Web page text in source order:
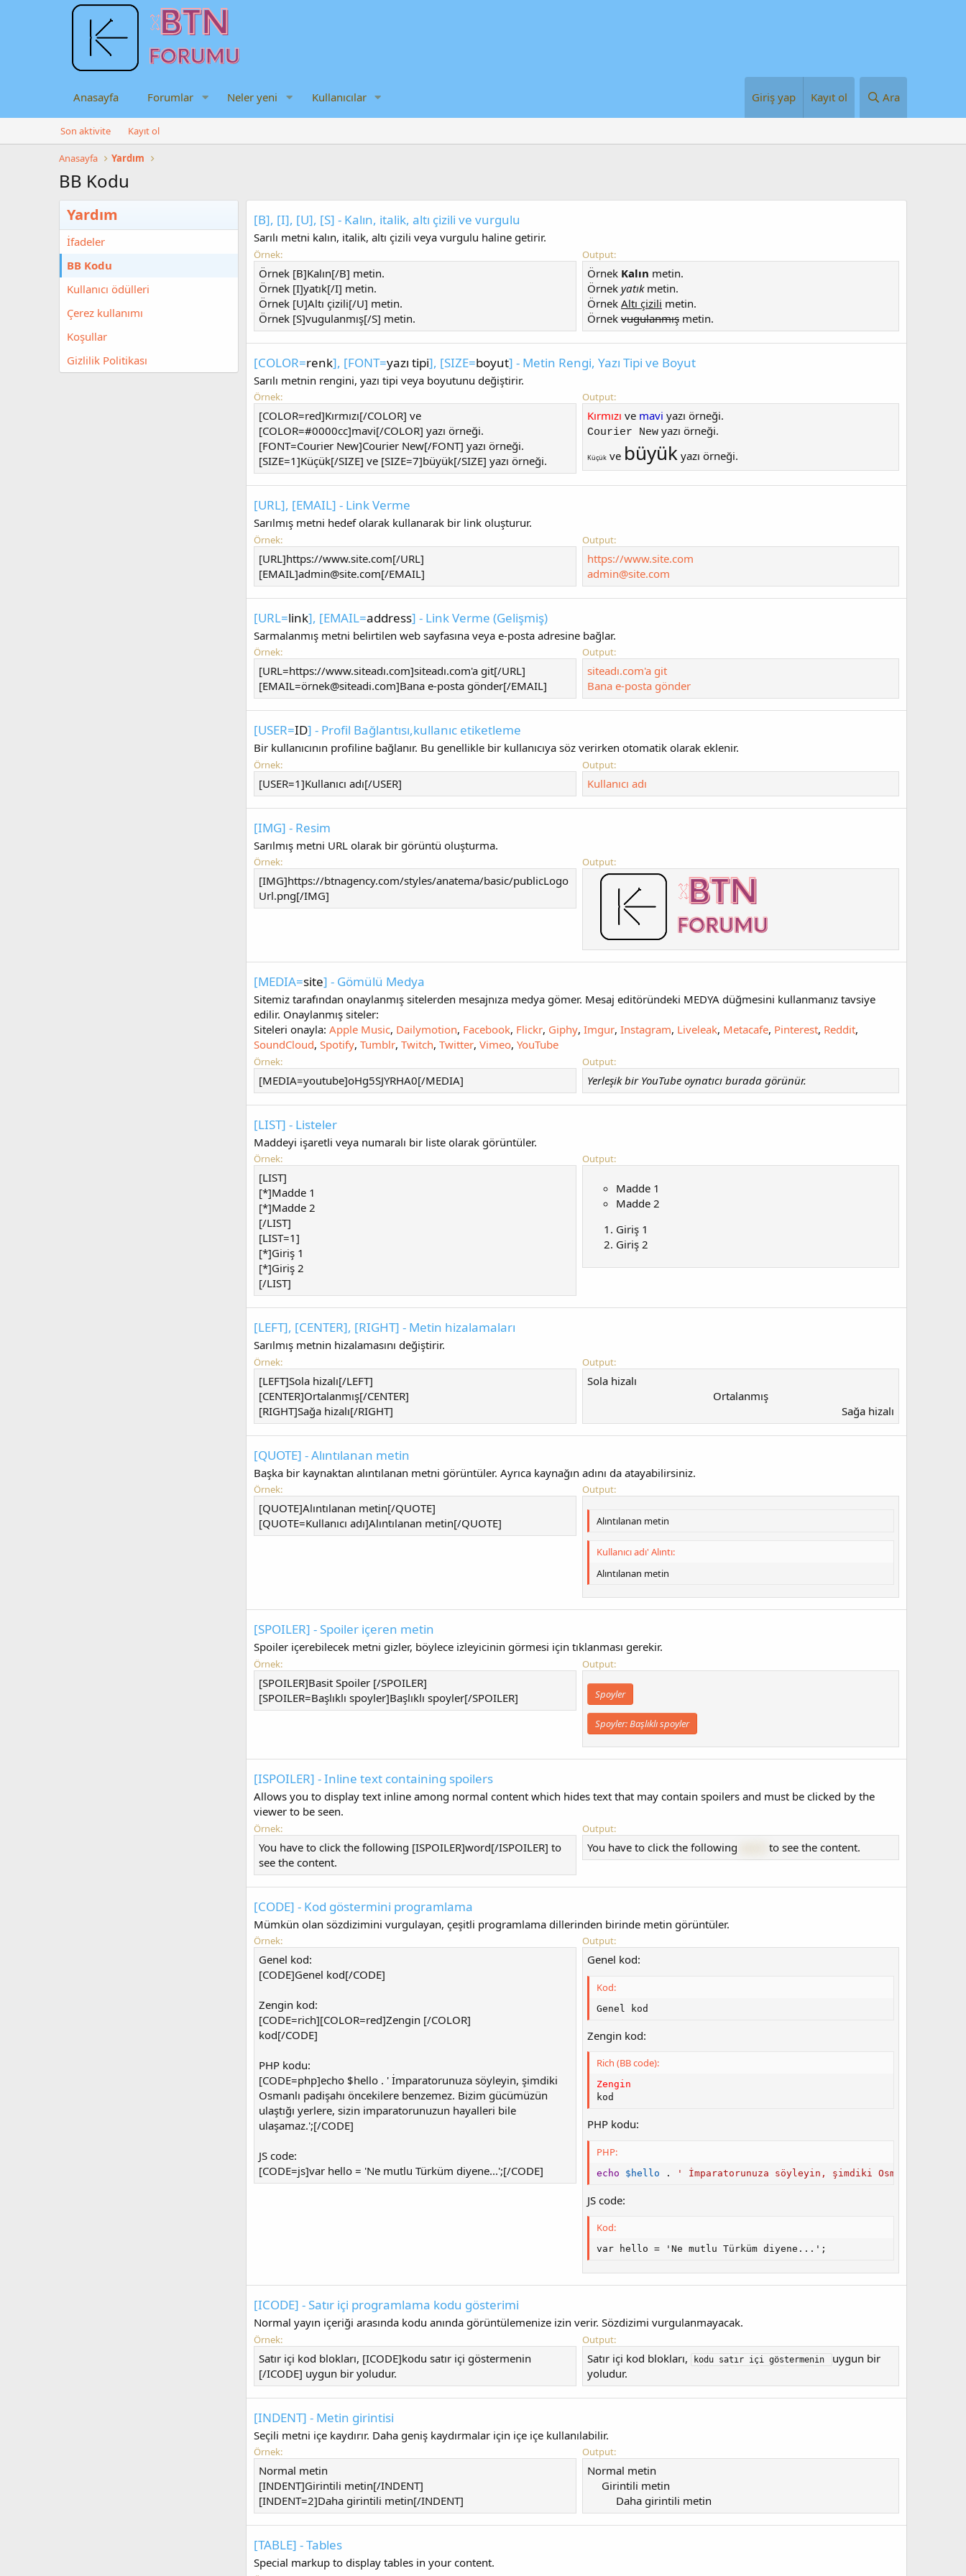
Anasayfa Forumlar Neler yeni Kullanıcılar Giriş yap Kayıt ol Ara
Son aktivite Kayıt ol
Anasayfa Yardım
BB Kodu
Yardım
İfadeler
BB Kodu
Kullanıcı ödülleri
Çerez kullanımı
Koşullar
Gizlilik Politikası
[B], [I], [U], [S] - Kalın, italik, altı çizili ve vurgulu
Sarılı metni kalın, italik, altı çizili veya vurgulu haline getirir.
Örnek:
Örnek [B]Kalın[/B] metin.
Örnek [I]yatık[/I] metin.
Örnek [U]Altı çizili[/U] metin.
Örnek [S]vugulanmış[/S] metin.
Output:
Örnek Kalın metin.
Örnek yatıkmetin.
Örnek Altı çizili metin.
Örnek vugulanmış metin.
[COLOR=renk], [FONT=yazı tipi], [SIZE=boyut] - Metin Rengi, Yazı Tipi ve Boyut
Sarılı metnin rengini, yazı tipi veya boyutunu değiştirir.
Örnek:
[COLOR=red]Kırmızı[/COLOR] ve
[COLOR=#0000cc]mavi[/COLOR] yazı örneği.
[FONT=Courier New]Courier New[/FONT] yazı örneği.
[SIZE=1]Küçük[/SIZE] ve [SIZE=7]büyük[/SIZE] yazı örneği.
Output:
Kırmızı ve mavi yazı örneği.
Courier New yazı örneği.
Küçük ve büyük yazı örneği.
[URL], [EMAIL] - Link Verme
Sarılmış metni hedef olarak kullanarak bir link oluşturur.
Örnek:
[URL]https://www.site.com[/URL]
[EMAIL]admin@site.com[/EMAIL]
Output:
https://www.site.com
admin@site.com
[URL=link], [EMAIL=address] - Link Verme (Gelişmiş)
Sarmalanmış metni belirtilen web sayfasına veya e-posta adresine bağlar.
Örnek:
[URL=https://www.siteadı.com]siteadı.com'a git[/URL]
[EMAIL=örnek@siteadi.com]Bana e-posta gönder[/EMAIL]
Output:
siteadı.com'a git
Bana e-posta gönder
[USER=ID] - Profil Bağlantısı,kullanıc etiketleme
Bir kullanıcının profiline bağlanır. Bu genellikle bir kullanıcıya söz verirken otomatik olarak eklenir.
Örnek:
[USER=1]Kullanıcı adı[/USER]
Output:
Kullanıcı adı
[IMG] - Resim
Sarılmış metni URL olarak bir görüntü oluşturma.
Örnek:
[IMG]https://btnagency.com/styles/anatema/basic/publicLogo
Url.png[/IMG]
Output:
[MEDIA=site] - Gömülü Medya
Sitemiz tarafından onaylanmış sitelerden mesajnıza medya gömer. Mesaj editöründeki MEDYA düğmesini kullanmanız tavsiye
edilir. Onaylanmış siteler:
Siteleri onayla: Apple Music, Dailymotion, Facebook, Flickr, Giphy, Imgur, Instagram, Liveleak, Metacafe, Pinterest, Reddit,
SoundCloud, Spotify, Tumblr, Twitch, Twitter, Vimeo, YouTube
Örnek:
[MEDIA=youtube]oHg5SJYRHA0[/MEDIA]
Output:
Yerleşik bir YouTube oynatıcı burada görünür.
[LIST] - Listeler
Maddeyi işaretli veya numaralı bir liste olarak görüntüler.
Örnek:
[LIST]
[*]Madde 1
[*]Madde 2
[/LIST]
[LIST=1]
[*]Giriş 1
[*]Giriş 2
[/LIST]
Output:
Madde 1
Madde 2
Giriş 1
Giriş 2
[LEFT], [CENTER], [RIGHT] - Metin hizalamaları
Sarılmış metnin hizalamasını değiştirir.
Örnek:
[LEFT]Sola hizalı[/LEFT]
[CENTER]Ortalanmış[/CENTER]
[RIGHT]Sağa hizalı[/RIGHT]
Output:
Sola hizalı​
Ortalanmış​
Sağa hizalı​
[QUOTE] - Alıntılanan metin
Başka bir kaynaktan alıntılanan metni görüntüler. Ayrıca kaynağın adını da atayabilirsiniz.
Örnek:
[QUOTE]Alıntılanan metin[/QUOTE]
[QUOTE=Kullanıcı adı]Alıntılanan metin[/QUOTE]
Output:
Alıntılanan metin
Kullanıcı adı' Alıntı:
Alıntılanan metin
[SPOILER] - Spoiler içeren metin
Spoiler içerebilecek metni gizler, böylece izleyicinin görmesi için tıklanması gerekir.
Örnek:
[SPOILER]Basit Spoiler [/SPOILER]
[SPOILER=Başlıklı spoyler]Başlıklı spoyler[/SPOILER]
Output:
Spoyler
Spoyler:Başlıklı spoyler
[ISPOILER] - Inline text containing spoilers
Allows you to display text inline among normal content which hides text that may contain spoilers and must be clicked by the
viewer to be seen.
Örnek:
You have to click the following [ISPOILER]word[/ISPOILER] to
see the content.
Output:
You have to click the following to see the content.
[CODE] - Kod göstermini programlama
Mümkün olan sözdizimini vurgulayan, çeşitli programlama dillerinden birinde metin görüntüler.
Örnek:
Genel kod:
[CODE]Genel kod[/CODE]
Zengin kod:
[CODE=rich][COLOR=red]Zengin [/COLOR]
kod[/CODE]
PHP kodu:
[CODE=php]echo $hello . ' İmparatorunuza söyleyin, şimdiki
Osmanlı padişahı öncekilere benzemez. Bizim gücümüzün
ulaştığı yerlere, sizin imparatorunuzun hayalleri bile
ulaşamaz.';[/CODE]
JS code:
[CODE=js]var hello = 'Ne mutlu Türküm diyene...';[/CODE]
Output:
Genel kod:
Kod:
Genel kod
Zengin kod:
Rich (BB code):
Zengin
kod
PHP kodu:
PHP:
echo $hello . ' İmparatorunuza söyleyin, şimdiki Osmanlı
JS code:
Kod:
var hello = 'Ne mutlu Türküm diyene...';
[ICODE] - Satır içi programlama kodu gösterimi
Normal yayın içeriği arasında kodu anında görüntülemenize izin verir. Sözdizimi vurgulanmayacak.
Örnek:
Satır içi kod blokları, [ICODE]kodu satır içi göstermenin
[/ICODE] uygun bir yoludur.
Output:
Satır içi kod blokları, kodu satır içi göstermenin
uygun bir
yoludur.
[INDENT] - Metin girintisi
Seçili metni içe kaydırır. Daha geniş kaydırmalar için içe içe kullanılabilir.
Örnek:
Normal metin
[INDENT]Girintili metin[/INDENT]
[INDENT=2]Daha girintili metin[/INDENT]
Output:
Normal metin
Girintili metin​
Daha girintili metin​
[TABLE] - Tables
Special markup to display tables in your content.